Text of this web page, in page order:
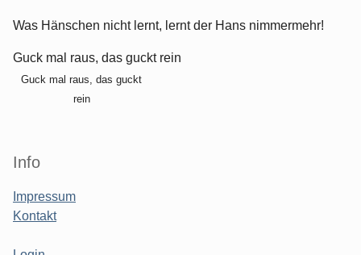
Was Hänschen nicht lernt, lernt der Hans nimmermehr!
Guck mal raus, das guckt rein
Guck mal raus, das guckt
rein
Info
Impressum
Kontakt